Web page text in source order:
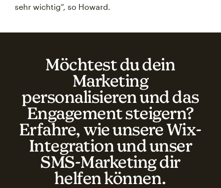
sehr wichtig“, so Howard.
Möchtest du dein
Marketing
personalisieren und das
Engagement steigern?
Erfahre, wie unsere Wix-
Integration und unser
SMS-Marketing dir
helfen können.